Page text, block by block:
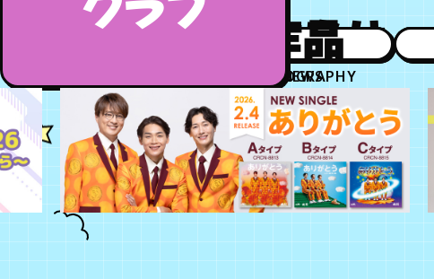
お知らせ
NEWS
作品
DISCOGRAPHY